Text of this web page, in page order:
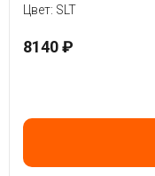
Цвет: SLT
8140 ₽